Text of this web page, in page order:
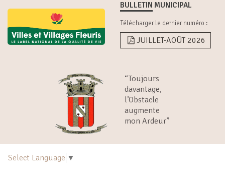
BULLETIN MUNICIPAL
Télécharger le dernier numéro :
JUILLET-AOÛT 2026
“Toujours
davantage,
l’Obstacle
augmente
mon Ardeur”
Select Language ▼